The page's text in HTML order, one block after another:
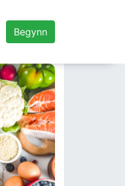
Begynn